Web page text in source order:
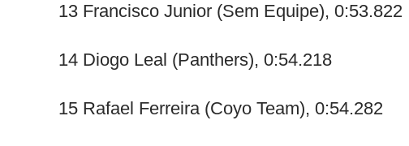
13 Francisco Junior (Sem Equipe), 0:53.822
14 Diogo Leal (Panthers), 0:54.218
15 Rafael Ferreira (Coyo Team), 0:54.282